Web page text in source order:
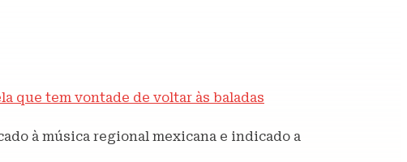
que tem vontade de voltar às baladas
à música regional mexicana e indicado a